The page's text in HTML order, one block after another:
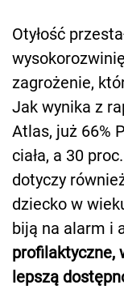
Otyłość
zagrożenie,
Jak wynika z
Atlas, już 66%
ciała, a 30
dotyczy
dziecko w
biją na alarm i
profilaktyczne,
lepszą